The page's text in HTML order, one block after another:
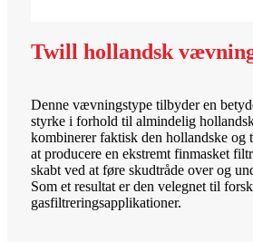
Twill hollandsk
Denne vævningstype tilbyder en
styrke i forhold til almindelig
kombinerer faktisk den hollandske
at producere en ekstremt finmasket
skabt ved at føre skudtråde over og
Som et resultat er den velegnet til
gasfiltreringsapplikationer.